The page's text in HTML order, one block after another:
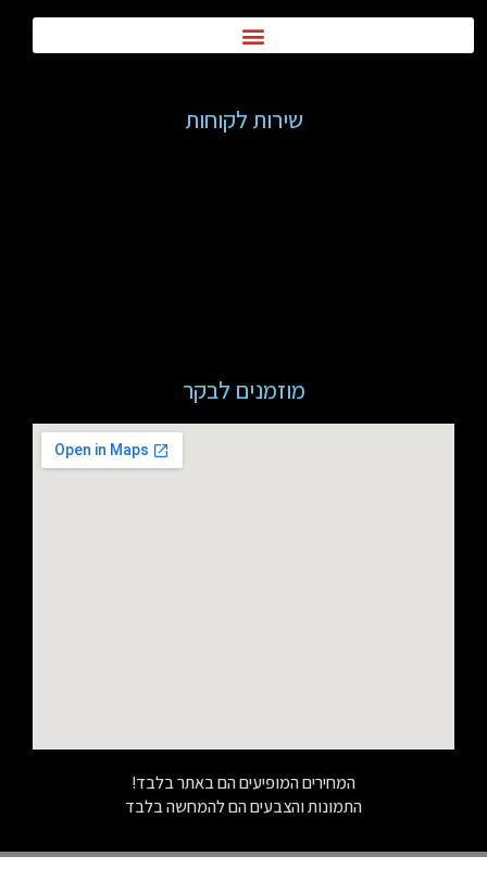
שירות לקוחות
מוזמנים לבקר
המחירים המופיעים הם באתר בלבד!
התמונות והצבעים הם להמחשה בלבד